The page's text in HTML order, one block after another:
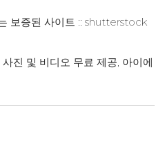
보증된 사이트 :: shutterstock
진 및 비디오 무료 제공, 아이에